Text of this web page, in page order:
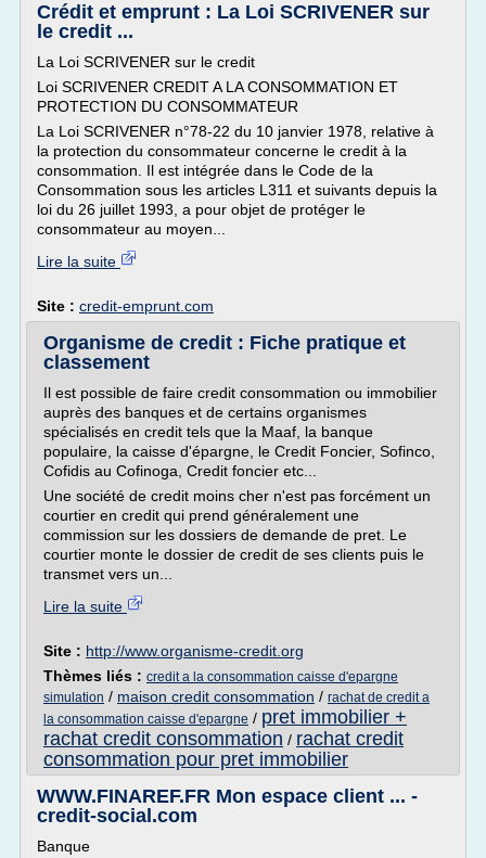
Crédit et emprunt : La Loi SCRIVENER sur
le credit ...
La Loi SCRIVENER sur le credit
Loi SCRIVENER CREDIT A LA CONSOMMATION ET
PROTECTION DU CONSOMMATEUR
La Loi SCRIVENER n°78-22 du 10 janvier 1978, relative à
la protection du consommateur concerne le credit à la
consommation. Il est intégrée dans le Code de la
Consommation sous les articles L311 et suivants depuis la
loi du 26 juillet 1993, a pour objet de protéger le
consommateur au moyen...
Lire la suite
Site : credit-emprunt.com
Organisme de credit : Fiche pratique et
classement
Il est possible de faire credit consommation ou immobilier
auprès des banques et de certains organismes
spécialisés en credit tels que la Maaf, la banque
populaire, la caisse d'épargne, le Credit Foncier, Sofinco,
Cofidis au Cofinoga, Credit foncier etc...
Une société de credit moins cher n'est pas forcément un
courtier en credit qui prend généralement une
commission sur les dossiers de demande de pret. Le
courtier monte le dossier de credit de ses clients puis le
transmet vers un...
Lire la suite
Site : http://www.organisme-credit.org
Thèmes liés : credit a la consommation caisse d'epargne
simulation / maison credit consommation / rachat de credit a
la consommation caisse d'epargne / pret immobilier +
rachat credit consommation / rachat credit
consommation pour pret immobilier
WWW.FINAREF.FR Mon espace client ... -
credit-social.com
Banque